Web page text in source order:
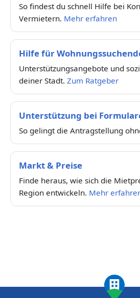
So findest du schnell Hilfe bei
Vermietern. Mehr erfahren
Hilfe für
Unterstützungsangebote und
deiner Stadt. Zum Ratgeber
Unterstützung bei
So gelingt die Antragstellung
Markt & Preise
Finde heraus, wie sich die
Region entwickeln. Mehr